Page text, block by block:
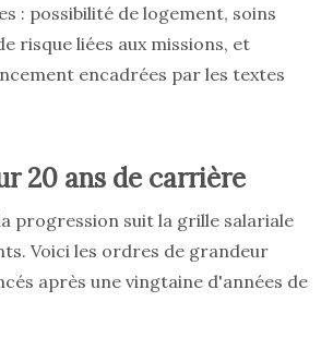
: possibilité de logement, soins
risque liées aux missions, et
encadrées par les textes
20 ans de carrière
progression suit la grille salariale
Voici les ordres de grandeur
après une vingtaine d'années de